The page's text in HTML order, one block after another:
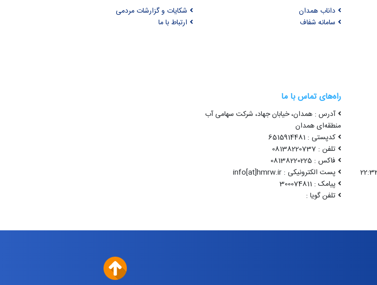
داناب همدان
سامانه شفاف
شکایات و گزارشات مردمی
ارتباط با ما
راه‌های تماس با ما
آدرس : همدان، خیابان جهاد، شرکت سهامی آب
منطقه‌ای همدان
کدپستی : 6515914481
تلفن : 08138220737
فاکس : 08138220225
پست الکترونیکی : info[at]hmrw.ir
پیامک : 300074811
تلفن گویا :